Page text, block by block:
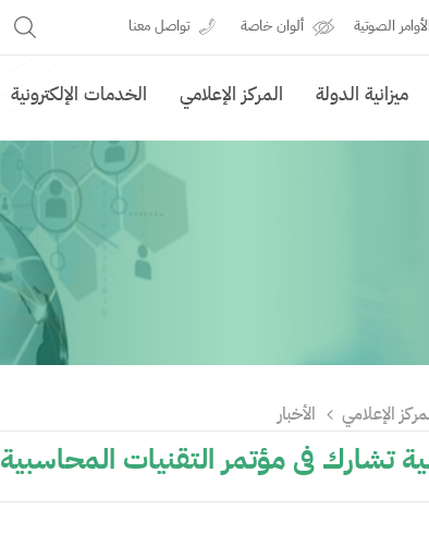
الصوتية ألوان خاصة تواصل معنا
ميزانية الدولة المركز الإعلامي الخدمات الإلكترونية
الإعلامي الأخبار
تشارك في مؤتمر التقنيات المحاسبية